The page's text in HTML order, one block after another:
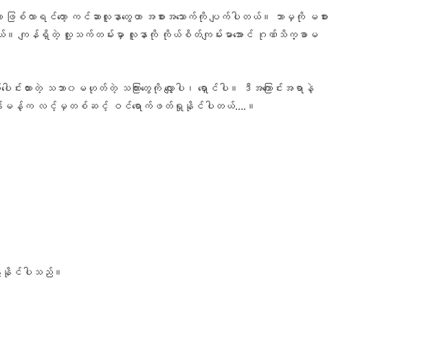
ဖြစ်လာရင်တော့ ကင်ဆာလူနာတွေဟာ အစားအသောက်ကို ပျက်ပါတယ်။ ဘာမှကို မစား
ါတယ်။ ကျန်ရှိတဲ့ လူ့သက်တမ်းမှာ လူနာကို ကိုယ်စိတ်ကျမ်းမာအောင် ဂုဏ်သိက္ခာမ
းတဲ့ သဘာ၀မဟုတ်တဲ့ သကြားတွေကို လျှော့ပါ၊ ရှောင်ပါ။ ဒီအကြောင်းအရာနဲ့
င် ကွန်မန့်က လင့်မှတစ်ဆင့် ဝင်ရောက်ဖတ်ရှုနိုင်ပါတယ်….။
နိုင်ပါသည်။